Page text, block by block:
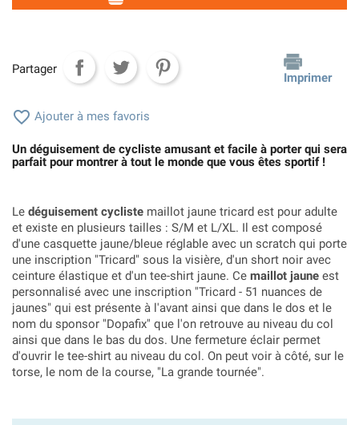
Partager
Imprimer
 Ajouter à mes favoris
Un déguisement de cycliste amusant et facile à porter qui sera
parfait pour montrer à tout le monde que vous êtes sportif !
Le déguisement cycliste maillot jaune tricard est pour adulte
et existe en plusieurs tailles : S/M et L/XL. Il est composé
d'une casquette jaune/bleue réglable avec un scratch qui porte
une inscription "Tricard" sous la visière, d'un short noir avec
ceinture élastique et d'un tee-shirt jaune. Ce maillot jaune est
personnalisé avec une inscription "Tricard - 51 nuances de
jaunes" qui est présente à l'avant ainsi que dans le dos et le
nom du sponsor "Dopafix" que l'on retrouve au niveau du col
ainsi que dans le bas du dos. Une fermeture éclair permet
d'ouvrir le tee-shirt au niveau du col. On peut voir à côté, sur le
torse, le nom de la course, "La grande tournée".